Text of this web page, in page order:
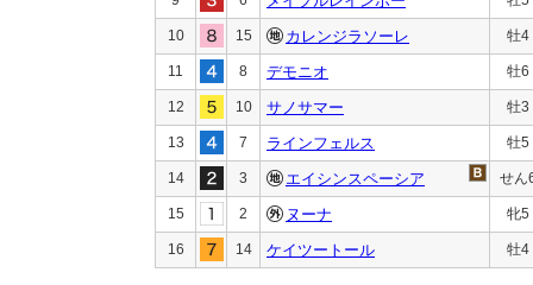
10 15 カレンジラソーレ 牡4
11 8 デモニオ 牡6
12 10 サノサマー 牡3
13 7 ラインフェルス 牡5
14 3 エイシンスペーシア せん
15 2 ヌーナ 牝5
16 14 ケイツートール 牡4